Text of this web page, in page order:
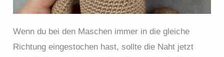
Wenn du bei den Maschen immer in die gleiche
Richtung eingestochen hast, sollte die Naht jetzt